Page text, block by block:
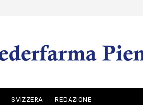
SVIZZERA REDAZIONE